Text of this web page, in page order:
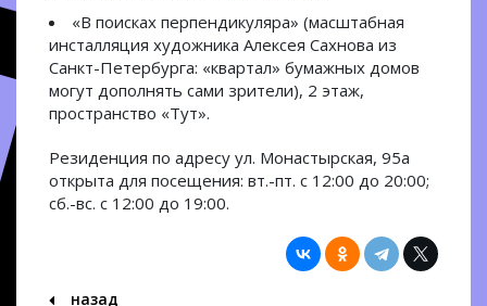
«В поисках перпендикуляра» (масштабная
инсталляция художника Алексея Сахнова из
Санкт-Петербурга: «квартал» бумажных домов
могут дополнять сами зрители), 2 этаж,
пространство «Тут».
Резиденция по адресу ул. Монастырская, 95а
открыта для посещения: вт.-пт. с 12:00 до 20:00;
сб.-вс. с 12:00 до 19:00.
назад